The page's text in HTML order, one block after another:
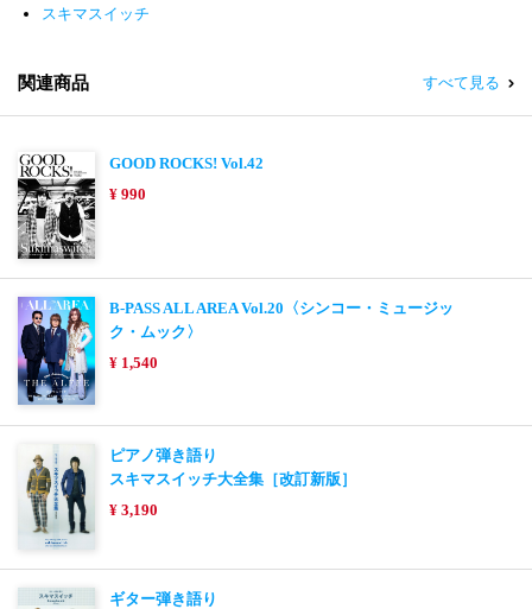
スキマスイッチ
関連商品 すべて見る
GOOD ROCKS! Vol.42
¥ 990
B-PASS ALL AREA Vol.20〈シンコー・ミュージッ
ク・ムック〉
¥ 1,540
ピアノ弾き語り
スキマスイッチ大全集［改訂新版］
¥ 3,190
ギター弾き語り